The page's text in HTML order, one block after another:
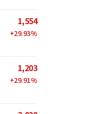
1,554
+29.93%
1,203
+29.91%